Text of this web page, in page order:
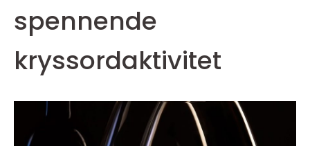
spennende
kryssordaktivitet